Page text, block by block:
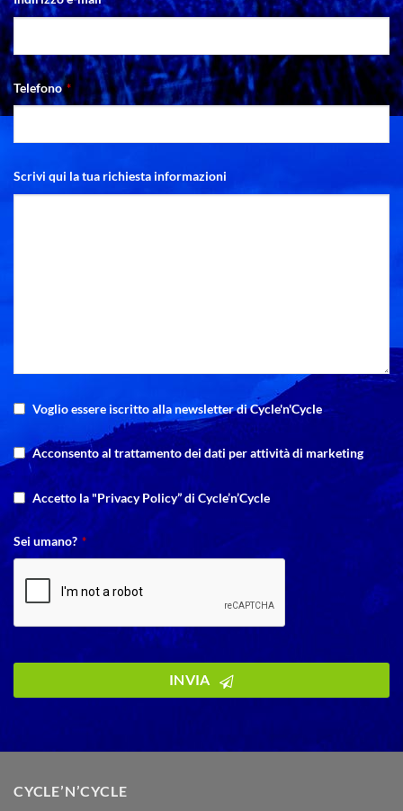
Telefono *
Scrivi qui la tua richiesta informazioni
Voglio essere iscritto alla newsletter di Cycle'n'Cycle
Company
Name
Acconsento al trattamento dei dati per attività di marketing
Accetto la "Privacy Policy” di Cycle’n’Cycle
Sei umano? *
INVIA
CYCLE’N’CYCLE